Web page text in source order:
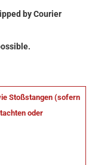
by Courier
Stoßstangen (sofern
oder